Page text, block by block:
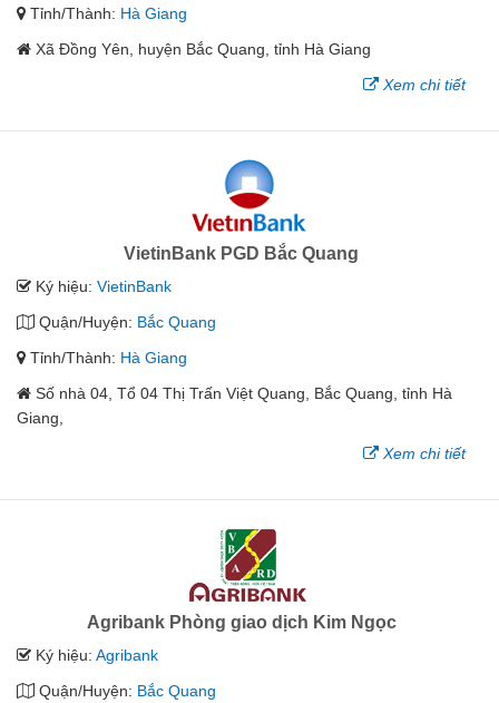
Tỉnh/Thành: Hà Giang
Xã Đồng Yên, huyện Bắc Quang, tỉnh Hà Giang
Xem chi tiết
VietinBank PGD Bắc Quang
Ký hiệu: VietinBank
Quận/Huyện: Bắc Quang
Tỉnh/Thành: Hà Giang
Số nhà 04, Tổ 04 Thị Trấn Việt Quang, Bắc Quang, tỉnh Hà
Giang,
Xem chi tiết
Agribank Phòng giao dịch Kim Ngọc
Ký hiệu: Agribank
Quận/Huyện: Bắc Quang